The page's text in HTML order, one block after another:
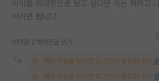
이익을 최대한으로 보고 싶다면 가는 척하고
어가면 됩니다
대댓글 2개 대댓글 쓰기
해당 댓글을 보려면 로그인이 필요합니다.
해당 댓글을 보려면 로그인이 필요합니다.